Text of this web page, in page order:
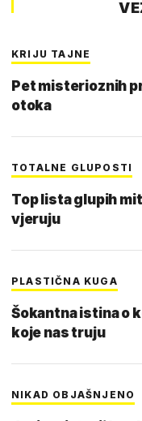
KRIJU TAJNE
Pet misterioznih
otoka
TOTALNE GLUPOSTI
Top lista glupih
vjeruju
PLASTIČNA KUGA
Šokantna istina o
koje nas truju
NIKAD OBJAŠNJENO